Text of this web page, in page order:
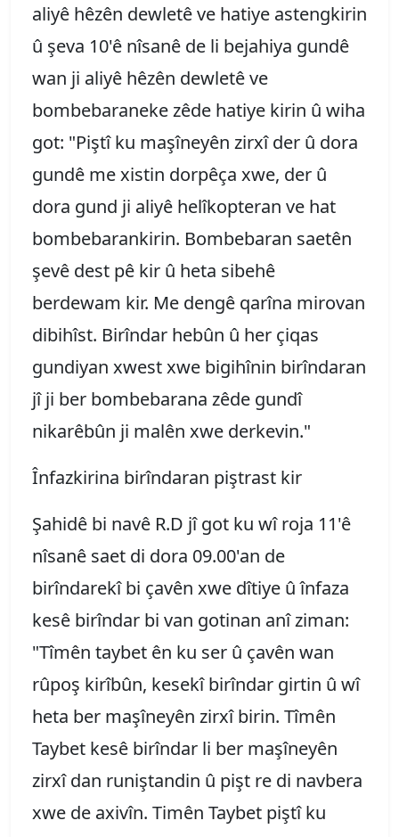
aliyê hêzên dewletê ve hatiye astengkirin
û şeva 10'ê nîsanê de li bejahiya gundê
wan ji aliyê hêzên dewletê ve
bombebaraneke zêde hatiye kirin û wiha
got: "Piştî ku maşîneyên zirxî der û dora
gundê me xistin dorpêça xwe, der û
dora gund ji aliyê helîkopteran ve hat
bombebarankirin. Bombebaran saetên
şevê dest pê kir û heta sibehê
berdewam kir. Me dengê qarîna mirovan
dibihîst. Birîndar hebûn û her çiqas
gundiyan xwest xwe bigihînin birîndaran
jî ji ber bombebarana zêde gundî
nikarêbûn ji malên xwe derkevin."
Înfazkirina birîndaran piştrast kir
Şahidê bi navê R.D jî got ku wî roja 11'ê
nîsanê saet di dora 09.00'an de
birîndarekî bi çavên xwe dîtiye û înfaza
kesê birîndar bi van gotinan anî ziman:
"Tîmên taybet ên ku ser û çavên wan
rûpoş kirîbûn, kesekî birîndar girtin û wî
heta ber maşîneyên zirxî birin. Tîmên
Taybet kesê birîndar li ber maşîneyên
zirxî dan runiştandin û pişt re di navbera
xwe de axivîn. Timên Taybet piştî ku